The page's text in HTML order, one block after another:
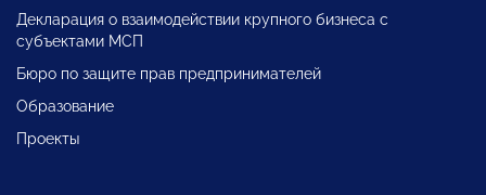
Декларация о взаимодействии крупного бизнеса с
субъектами МСП
Бюро по защите прав предпринимателей
Образование
Проекты